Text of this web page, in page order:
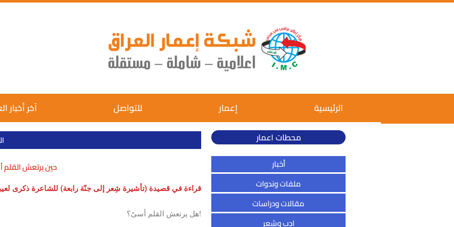
آخر أخبار للتواصل إعمار الرئيسية
حين يرتعش
قراءة في قصيدة (تأشيرة شِعر إلى جنّة رابعة) للشاعرة ذكرى
هل يرتعش القلم أسىً؟!
محطات اعمار
أخبار
ملفات وندوات
مقالات ودراسات
ادب وشعر